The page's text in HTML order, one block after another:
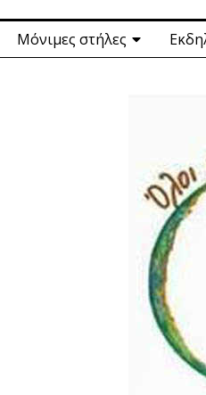
Μόνιμες στήλες